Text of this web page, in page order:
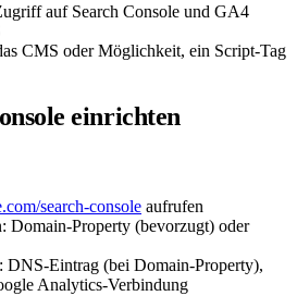
auf Search Console und GA4
CMS oder Möglichkeit, ein Script-Tag
einrichten
search-console aufrufen
Domain-Property (bevorzugt) oder
DNS-Eintrag (bei Domain-Property),
Analytics-Verbindung